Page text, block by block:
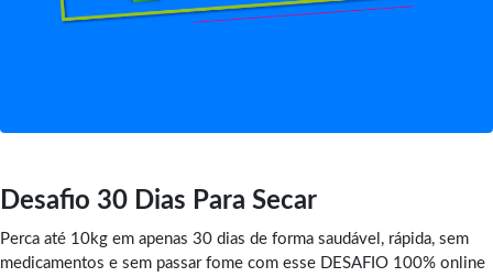
Desafio 30 Dias Para Secar
Perca até 10kg em apenas 30 dias de forma saudável, rápida, sem
medicamentos e sem passar fome com esse DESAFIO 100% online